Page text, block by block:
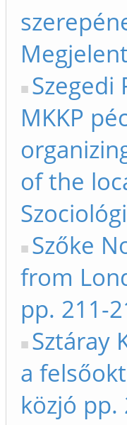
Szegedi
MKKP
of the
Szőke
from
pp. 211-
Sztáray
a
közjó pp.